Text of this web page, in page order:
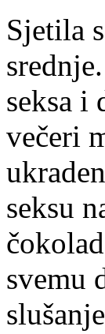
Sjetila
seksa i
večeri
seksu
svemu